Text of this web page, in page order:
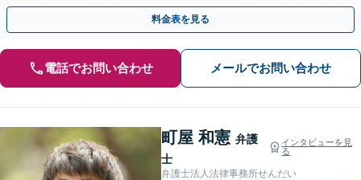
携を活かし、ご意向に沿う有利な解決を目指します
料金表を見る
電話でお問い合わせ メールでお問い合わせ
町屋 和憲 弁護
士
インタビューを見
る
弁護士法人法律事務所せんだい